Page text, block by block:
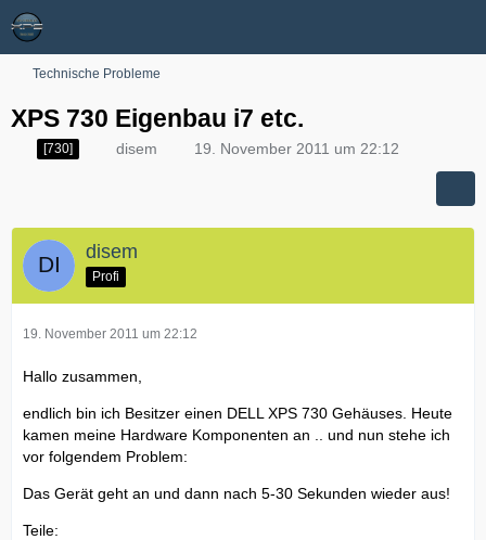
Technische Probleme
XPS 730 Eigenbau i7 etc.
[730] disem 19. November 2011 um 22:12
disem
Profi
19. November 2011 um 22:12
Hallo zusammen,
endlich bin ich Besitzer einen DELL XPS 730 Gehäuses. Heute
kamen meine Hardware Komponenten an .. und nun stehe ich
vor folgendem Problem:
Das Gerät geht an und dann nach 5-30 Sekunden wieder aus!
Teile: